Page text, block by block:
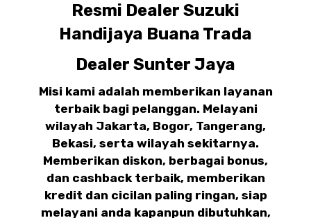
Resmi Dealer Suzuki
Handijaya Buana Trada
Dealer Sunter Jaya
Misi kami adalah memberikan layanan
terbaik bagi pelanggan. Melayani
wilayah Jakarta, Bogor, Tangerang,
Bekasi, serta wilayah sekitarnya.
Memberikan diskon, berbagai bonus,
dan cashback terbaik, memberikan
kredit dan cicilan paling ringan, siap
melayani anda kapanpun dibutuhkan,